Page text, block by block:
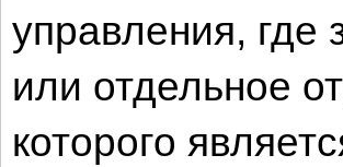
управления, где
или отдельное
которого